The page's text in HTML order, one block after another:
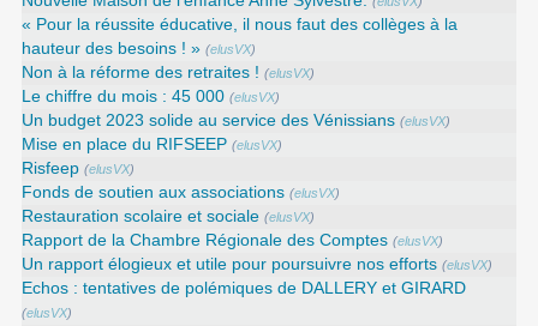
« Pour la réussite éducative, il nous faut des collèges à la
hauteur des besoins ! » (elusVX)
Non à la réforme des retraites ! (elusVX)
Le chiffre du mois : 45 000 (elusVX)
Un budget 2023 solide au service des Vénissians (elusVX)
Mise en place du RIFSEEP (elusVX)
Risfeep (elusVX)
Fonds de soutien aux associations (elusVX)
Restauration scolaire et sociale (elusVX)
Rapport de la Chambre Régionale des Comptes (elusVX)
Un rapport élogieux et utile pour poursuivre nos efforts (elusVX)
Echos : tentatives de polémiques de DALLERY et GIRARD
(elusVX)